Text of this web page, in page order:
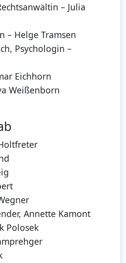
– Julia
– Helge Tramsen
Psychologin –
Eichhorn
Weißenborn
Annette Kamont
Polosek